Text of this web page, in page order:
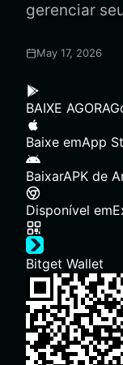
gerenciar
May 17, 2026
BAIXE AGORA
Baixe emApp
BaixarAPK de
Disponível em
Bitget Wallet